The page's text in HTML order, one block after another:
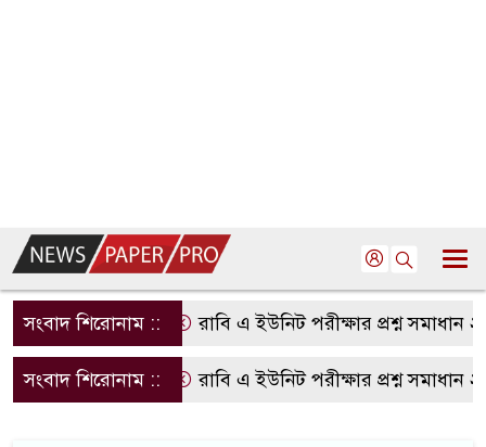
সংবাদ শিরোনাম :: রাবি এ ইউনিট পরীক্ষার প্রশ্ন
সংবাদ শিরোনাম :: রাবি এ ইউনিট পরীক্ষার প্রশ্ন